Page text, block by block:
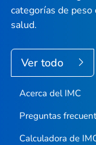
categorías de
salud.
Ver todo
Acerca del IMC
Preguntas
Calculadora de